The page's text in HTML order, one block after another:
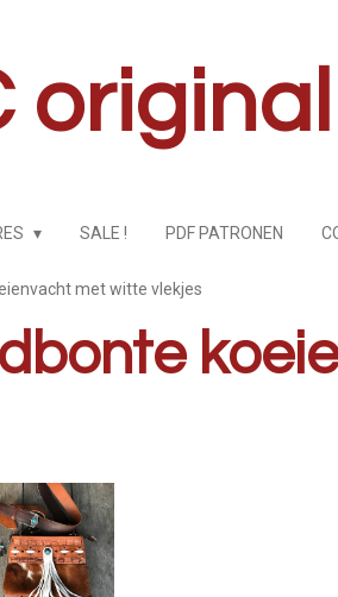
original
SALE ! PDF PATRONEN
met witte vlekjes